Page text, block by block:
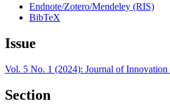
Endnote/Zotero/Mendeley (RIS)
BibTeX
Issue
Vol. 5 No. 1 (2024): Journal of
Section